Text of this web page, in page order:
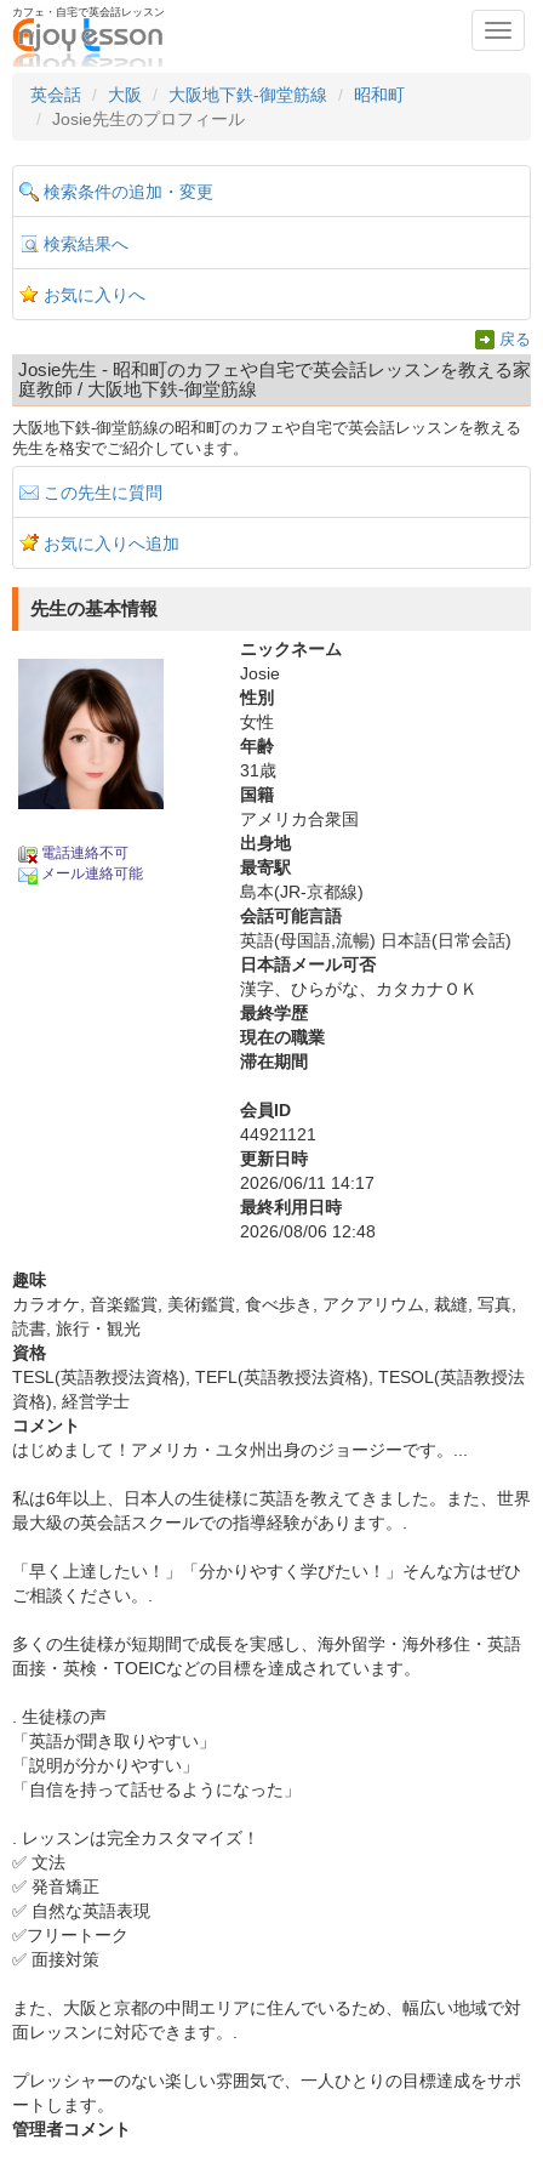
カフェ・自宅で英会話レッスン
英会話
大阪 大阪地下鉄-御堂筋線
昭和町
Josie先生のプロフィール
検索条件の追加・変更
検索結果へ
お気に入りへ
戻る
Josie先生 - 昭和町のカフェや自宅で英会話レッスンを教える家
庭教師 / 大阪地下鉄-御堂筋線
大阪地下鉄-御堂筋線の昭和町のカフェや自宅で英会話レッスンを教える
先生を格安でご紹介しています。
この先生に質問
お気に入りへ追加
先生の基本情報
電話連絡不可
メール連絡可能
ニックネーム
Josie
性別
女性
年齢
31歳
国籍
アメリカ合衆国
出身地
最寄駅
島本(JR-京都線)
会話可能言語
英語(母国語,流暢) 日本語(日常会話)
日本語メール可否
漢字、ひらがな、カタカナＯＫ
最終学歴
現在の職業
滞在期間
会員ID
44921121
更新日時
2026/06/11 14:17
最終利用日時
2026/08/06 12:48
趣味
カラオケ, 音楽鑑賞, 美術鑑賞, 食べ歩き, アクアリウム, 裁縫, 写真,
読書, 旅行・観光
資格
TESL(英語教授法資格), TEFL(英語教授法資格), TESOL(英語教授法
資格), 経営学士
コメント
はじめまして！アメリカ・ユタ州出身のジョージーです。...️
私は6年以上、日本人の生徒様に英語を教えてきました。また、世界
最大級の英会話スクールでの指導経験があります。.
「早く上達したい！」「分かりやすく学びたい！」そんな方はぜひ
ご相談ください。.
多くの生徒様が短期間で成長を実感し、海外留学・海外移住・英語
面接・英検・TOEICなどの目標を達成されています。
. 生徒様の声
「英語が聞き取りやすい」
「説明が分かりやすい」
「自信を持って話せるようになった」
. レッスンは完全カスタマイズ！
✅ 文法
✅ 発音矯正
✅ 自然な英語表現
✅フリートーク
✅ 面接対策
また、大阪と京都の中間エリアに住んでいるため、幅広い地域で対
面レッスンに対応できます。.
プレッシャーのない楽しい雰囲気で、一人ひとりの目標達成をサポ
ートします。
管理者コメント